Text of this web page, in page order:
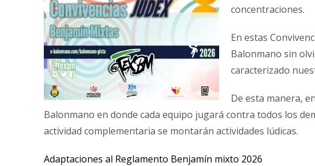
concentraciones.
En estas
Balonmano sin
caracterizado
De esta manera,
Balonmano en donde cada equipo jugará contra todos los
actividad complementaria se montarán actividades lúdicas.
Adaptaciones al Reglamento Benjamín mixto 2026